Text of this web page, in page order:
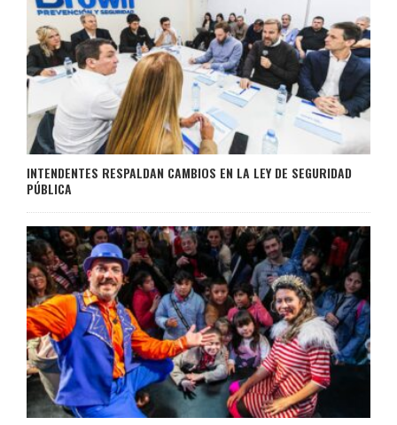
INTENDENTES RESPALDAN CAMBIOS EN LA LEY DE SEGURIDAD
PÚBLICA